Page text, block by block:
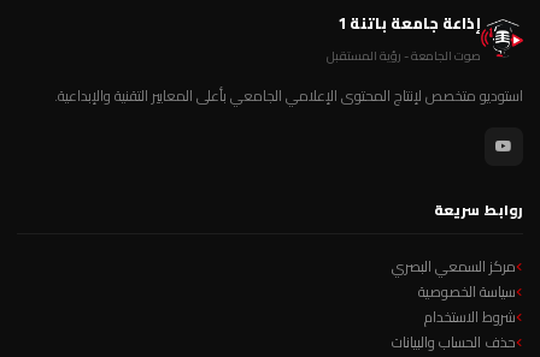
إذاعة جامعة باتنة 1
صوت الجامعة - رؤية المستقبل
استوديو متخصص لإنتاج المحتوى الإعلامي الجامعي بأعلى المعايير التقنية والإبداعية.
روابط سريعة
مركز السمعي البصري
سياسة الخصوصية
شروط الاستخدام
حذف الحساب والبيانات